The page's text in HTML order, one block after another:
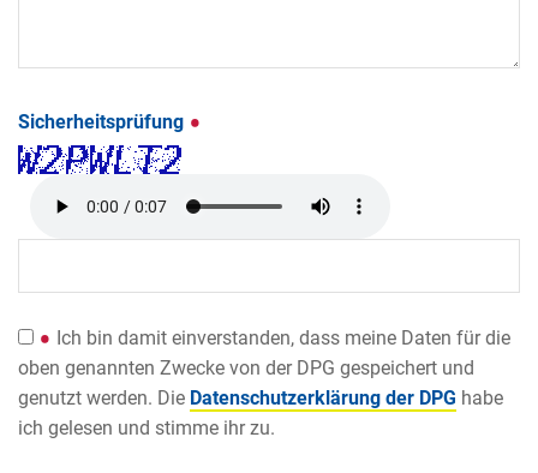
Sicherheitsprüfung
Ich bin damit einverstanden, dass meine Daten für die
oben genannten Zwecke von der DPG gespeichert und
genutzt werden. Die Datenschutzerklärung der DPG habe
ich gelesen und stimme ihr zu.